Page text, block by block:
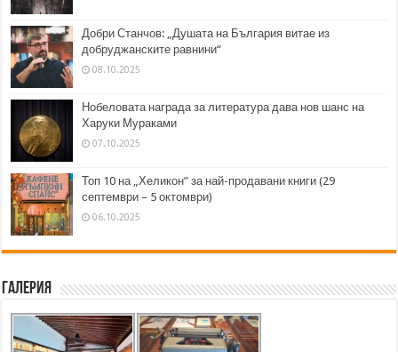
Добри Станчов: „Душата на България витае из
добруджанските равнини“
08.10.2025
Нобеловата награда за литература дава нов шанс на
Харуки Мураками
07.10.2025
Топ 10 на „Хеликон” за най-продавани книги (29
септември – 5 октомври)
06.10.2025
Галерия